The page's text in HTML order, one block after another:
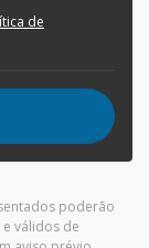
de
poderão
válidos de